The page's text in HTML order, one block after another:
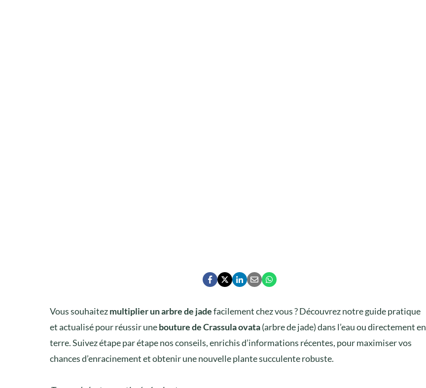
Vous souhaitezmultiplier un arbre de jadefacilement chez vous ? Découvrez notre guide pratique
et actualisé pour réussir unebouture de Crassula ovata(arbre de jade) dans l’eau ou directement en
terre. Suivez étape par étape nos conseils, enrichis d’informations récentes, pour maximiser vos
chances d’enracinement et obtenir une nouvelle plante succulente robuste.